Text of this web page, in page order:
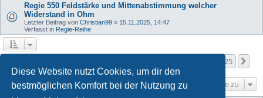
Diese Website nutzt Cookies, um dir den
bestmöglichen Komfort bei der Nutzung zu
Regie 550 Feldstärke und Mittenabstimmung welcher
Widerstand in Ohm
Letzter Beitrag von Christian99 « 15.11.2025, 14:47
Verfasst in Regie-Reihe
25
Gehe zu